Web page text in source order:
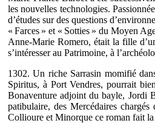
les nouvelles technologies.
d’études sur des questions
« Farces » et « Sotties » du Moyen
Anne-Marie Romero, était la fille
s’intéresser au Patrimoine, à
1302. Un riche Sarrasin momifié
Spiritus, à Port Vendres, pourrait
Bonaventure adjoint du bayle, Jordi
patibulaire, des Mercédaires
Collioure et Minorque ce roman fait la